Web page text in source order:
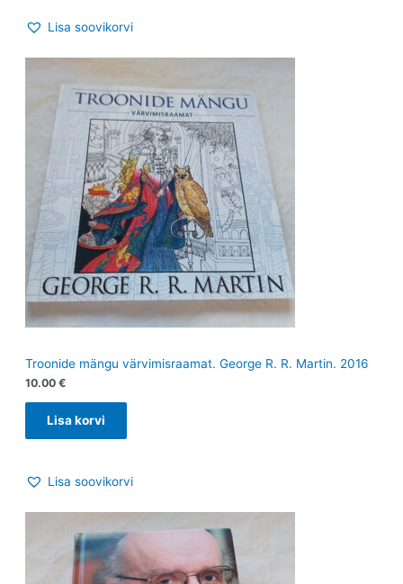
Lisa soovikorvi
Troonide mängu värvimisraamat. George R. R. Martin. 2016
10.00 €
Lisa korvi
Lisa soovikorvi